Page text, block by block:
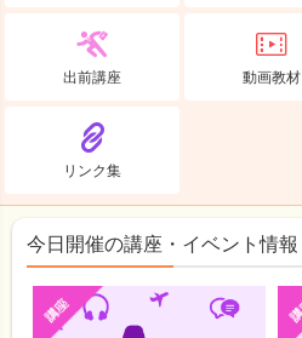
出前講座 動画教材
リンク集
今日開催の講座・イベント情報